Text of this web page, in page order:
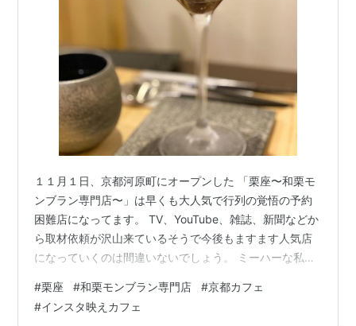
１１月１日、京都河原町にオープンした 「栗座〜和栗モ
ンブラン専門店〜」は早くも大人気で行列の覚悟の予約
困難店になってます。 TV、YouTube、雑誌、新聞などか
ら取材依頼が沢山来ているそうで今後もますます人気店
になっていくのは間違いないでしょう。 ミーハーな私も
は？など詳しく書いてみたいと思います。 【現在の予約
方法】 📍栗座のInstagramアカウントをフォローしてい
#栗座 #和栗モンブラン専門店 #京都カフェ
#インスタ映えカフェ